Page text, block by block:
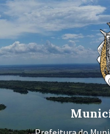
Ir
para
conteúdo
Pular
para
navegação
principal
Pular
para
rodapé